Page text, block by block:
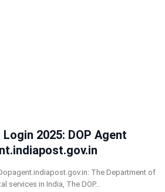
2025: DOP Agent
The Department of
services in India, The DOP…